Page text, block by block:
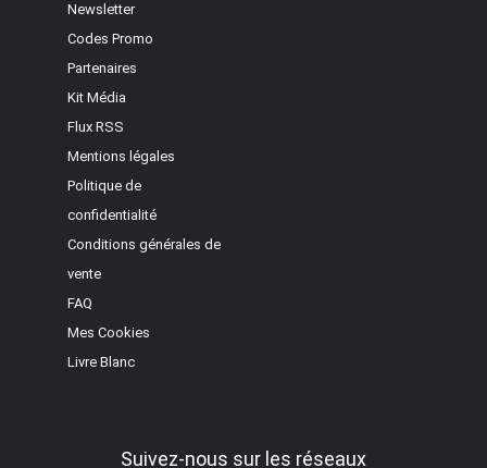
Newsletter
Codes Promo
Partenaires
Kit Média
Flux RSS
Mentions légales
Politique de
confidentialité
Conditions générales de
vente
FAQ
Mes Cookies
Livre Blanc
Suivez-nous sur les réseaux